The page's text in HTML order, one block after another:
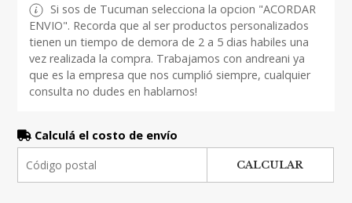
Si sos de Tucuman selecciona la opcion "ACORDAR
ENVIO". Recorda que al ser productos personalizados
tienen un tiempo de demora de 2 a 5 dias habiles una
vez realizada la compra. Trabajamos con andreani ya
que es la empresa que nos cumplió siempre, cualquier
consulta no dudes en hablarnos!
Calculá el costo de envío
CALCULAR